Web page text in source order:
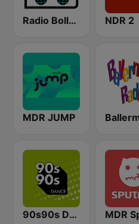
Radio Bollerwagen NDR 2
MDR JUMP
90s90s Dance